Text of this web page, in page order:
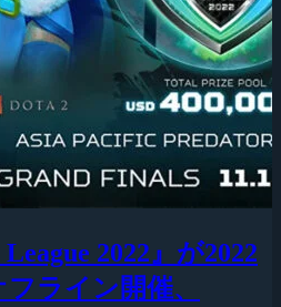
2022』が2022
ライン開催、